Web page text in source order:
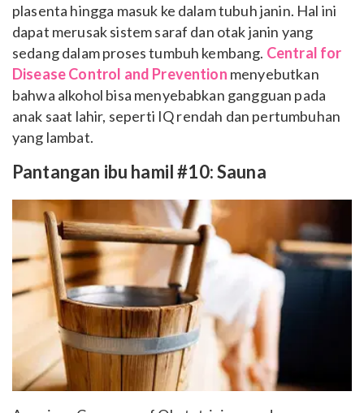
plasenta hingga masuk ke dalam tubuh janin. Hal ini
dapat merusak sistem saraf dan otak janin yang
sedang dalam proses tumbuh kembang. Central for
Disease Control and Prevention menyebutkan
bahwa alkohol bisa menyebabkan gangguan pada
anak saat lahir, seperti IQ rendah dan pertumbuhan
yang lambat.
Pantangan ibu hamil #10: Sauna